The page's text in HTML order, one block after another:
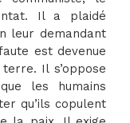
Il a plaidé
leur demandant
est devenue
Il s’oppose
les humains
qu’ils copulent